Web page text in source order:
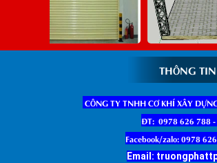
THÔNG
CÔNG TY TNHH CƠ KHÍ XÂY
ĐT: 0978 626 788
Facebook/zalo: 0978
Email: